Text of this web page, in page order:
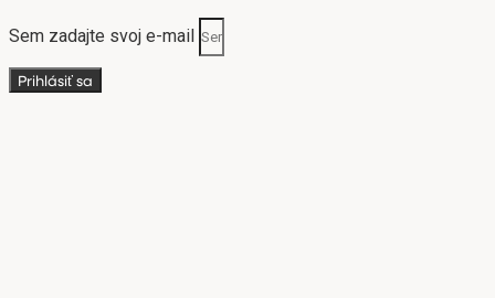
Sem zadajte svoj e-mail
Prihlásiť sa